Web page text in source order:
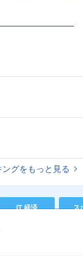
グをもっと見る
IT 経済 ス